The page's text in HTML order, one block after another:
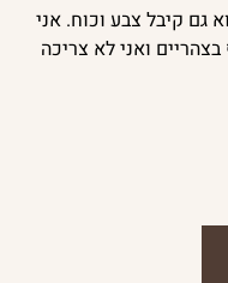
גם קיבל צבע וכוח. אני
ואני לא צריכה